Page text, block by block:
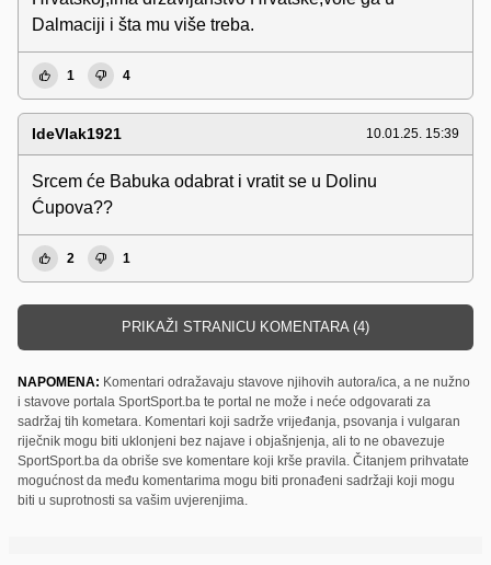
Dalmaciji i šta mu više treba.
1 4
IdeVlak1921 10.01.25. 15:39
Srcem će Babuka odabrat i vratit se u Dolinu
Ćupova??
2 1
PRIKAŽI STRANICU KOMENTARA (4)
NAPOMENA: Komentari odražavaju stavove njihovih autora/ica, a ne nužno
i stavove portala SportSport.ba te portal ne može i neće odgovarati za
sadržaj tih kometara. Komentari koji sadrže vrijeđanja, psovanja i vulgaran
riječnik mogu biti uklonjeni bez najave i objašnjenja, ali to ne obavezuje
SportSport.ba da obriše sve komentare koji krše pravila. Čitanjem prihvatate
mogućnost da među komentarima mogu biti pronađeni sadržaji koji mogu
biti u suprotnosti sa vašim uvjerenjima.